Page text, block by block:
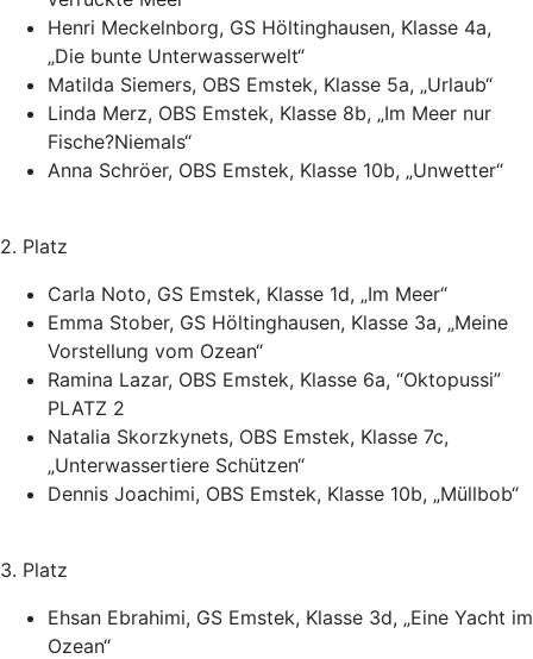
Henri Meckelnborg, GS Höltinghausen, Klasse 4a,
„Die bunte Unterwasserwelt“
Matilda Siemers, OBS Emstek, Klasse 5a, „Urlaub“
Linda Merz, OBS Emstek, Klasse 8b, „Im Meer nur
Fische?Niemals“
Anna Schröer, OBS Emstek, Klasse 10b, „Unwetter“
2. Platz
Carla Noto, GS Emstek, Klasse 1d, „Im Meer“
Emma Stober, GS Höltinghausen, Klasse 3a, „Meine
Vorstellung vom Ozean“
Ramina Lazar, OBS Emstek, Klasse 6a, “Oktopussi”
PLATZ 2
Natalia Skorzkynets, OBS Emstek, Klasse 7c,
„Unterwassertiere Schützen“
Dennis Joachimi, OBS Emstek, Klasse 10b, „Müllbob“
3. Platz
Ehsan Ebrahimi, GS Emstek, Klasse 3d, „Eine Yacht im
Ozean“